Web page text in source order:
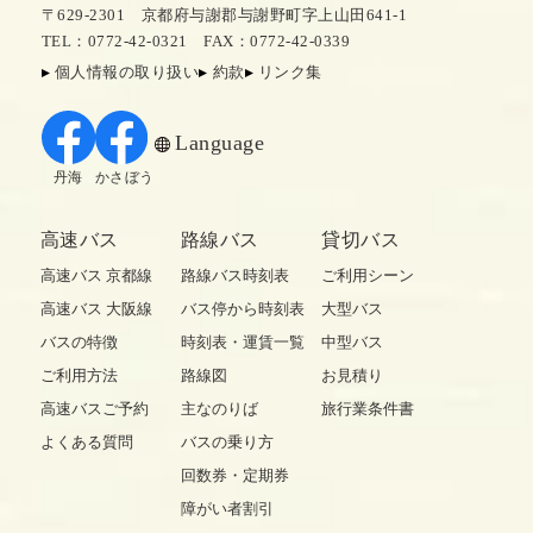
〒629-2301 京都府与謝郡与謝野町字上山田641-1
TEL：0772-42-0321
FAX：0772-42-0339
個人情報の取り扱い
約款 リンク集
Language
丹海 かさぼう
高速バス
高速バス 京都線
高速バス 大阪線
バスの特徴
ご利用方法
高速バスご予約
よくある質問
路線バス
路線バス時刻表
バス停から時刻表
時刻表・運賃一覧
路線図
主なのりば
バスの乗り方
回数券・定期券
障がい者割引
貸切バス
ご利用シーン
大型バス
中型バス
お見積り
旅行業条件書